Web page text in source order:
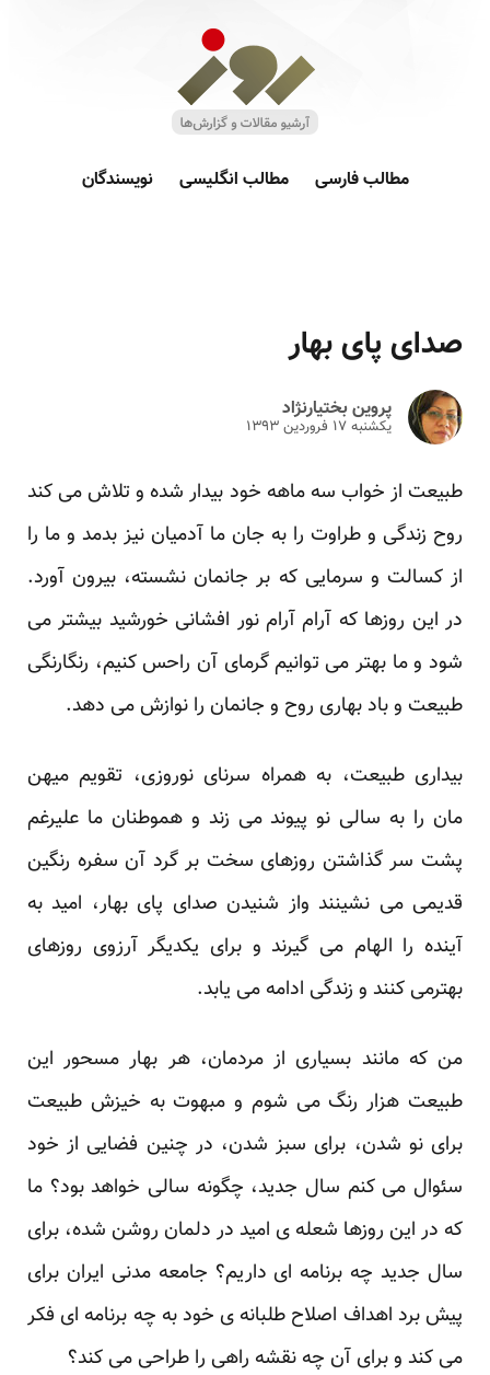
مطالب فارسی مطالب انگلیسی نویسندگان
صدای پای بهار
پروین بختیارنژاد
یکشنبه ۱۷ فروردين ۱۳۹۳
طبیعت از خواب سه ماهه خود بیدار شده و تلاش می کند
روح زندگی و طراوت را به جان ما آدمیان نیز بدمد و ما را
از کسالت و سرمایی که بر جانمان نشسته، بیرون آورد.
در این روزها که آرام آرام نور افشانی خورشید بیشتر می
شود و ما بهتر می توانیم گرمای آن راحس کنیم، رنگارنگی
طبیعت و باد بهاری روح و جانمان را نوازش می دهد.
بیداری طبیعت، به همراه سرنای نوروزی، تقویم میهن
مان را به سالی نو پیوند می زند و هموطنان ما علیرغم
پشت سر گذاشتن روزهای سخت بر گرد آن سفره رنگین
قدیمی می نشینند واز شنیدن صدای پای بهار، امید به
آینده را الهام می گیرند و برای یکدیگر آرزوی روزهای
بهترمی کنند و زندگی ادامه می یابد.
من که مانند بسیاری از مردمان، هر بهار مسحور این
طبیعت هزار رنگ می شوم و مبهوت به خیزش طبیعت
برای نو شدن، برای سبز شدن، در چنین فضایی از خود
سئوال می کنم سال جدید، چگونه سالی خواهد بود؟ ما
که در این روزها شعله ی امید در دلمان روشن شده، برای
سال جدید چه برنامه ای داریم؟ جامعه مدنی ایران برای
پیش برد اهداف اصلاح طلبانه ی خود به چه برنامه ای فکر
می کند و برای آن چه نقشه راهی را طراحی می کند؟